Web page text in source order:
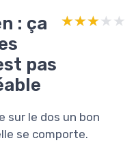
: ça
pas
★★★★★
★★★★★
sur le dos un bon
se comporte.